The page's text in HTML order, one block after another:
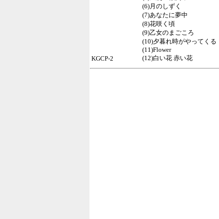
(6)月のしずく
(7)あなたに夢中
(8)花咲く頃
(9)乙女のまごころ
(10)夕暮れ時がやってくる
(11)Flower
(12)白い花 赤い花
KGCP-2